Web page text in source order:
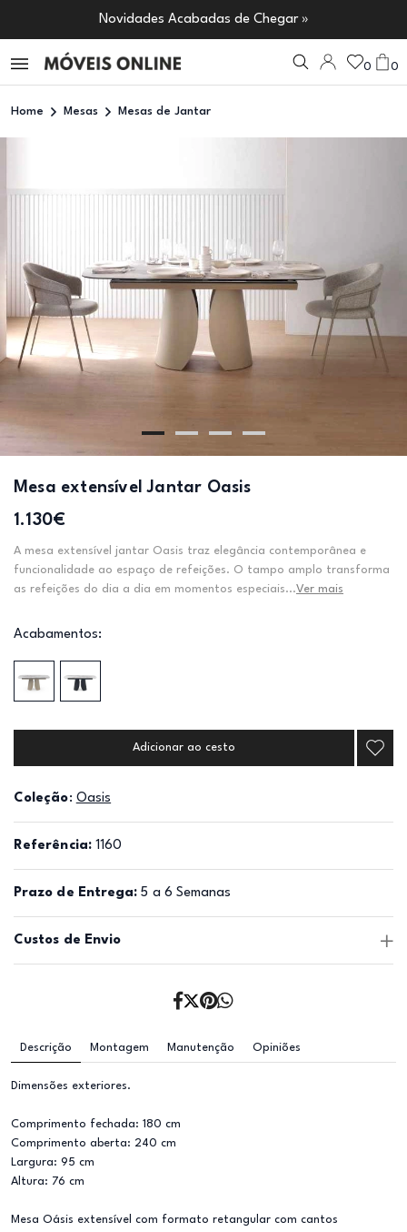
Novidades Acabadas de Chegar »
0 0
Home Mesas Mesas de Jantar
Mesa extensível Jantar Oasis
1.130€
A mesa extensível jantar Oasis traz elegância contemporânea e
funcionalidade ao espaço de refeições. O tampo amplo transforma
as refeições do dia a dia em momentos especiais...Ver mais
Acabamentos:
Adicionar ao cesto
Coleção: Oasis
Referência: 1160
Prazo de Entrega: 5 a 6 Semanas
Custos de Envio
Descrição Montagem Manutenção Opiniões
Dimensões exteriores.
Comprimento fechada: 180 cm
Comprimento aberta: 240 cm
Largura: 95 cm
Altura: 76 cm
Mesa Oásis extensível com formato retangular com cantos